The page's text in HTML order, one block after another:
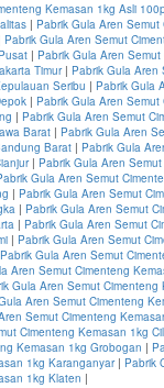
Kemasan 1kg Asli
| Pabrik Gula Aren
Pabrik Gula Aren Semut
| Pabrik Gula Aren
Timur| Pabrik Gula Aren
Seribu | Pabrik Gula
| Pabrik Gula Aren
| Pabrik Gula Aren Semut
Barat | Pabrik Gula Aren
Barat | Pabrik Gula
| Pabrik Gula Aren
Gula Aren Semut
| Pabrik Gula Aren Semut
| Pabrik Gula Aren Semut
| Pabrik Gula Aren Semut
| Pabrik Gula Aren Semut
Pabrik Gula Aren Semut
Aren Semut Cimenteng
Gula Aren Semut
Aren Semut Cimenteng
Semut Cimenteng
Cimenteng Kemasan 1kg
Kemasan 1kg Grobogan |
1kg Karanganyar| Pabrik
1kg Klaten |